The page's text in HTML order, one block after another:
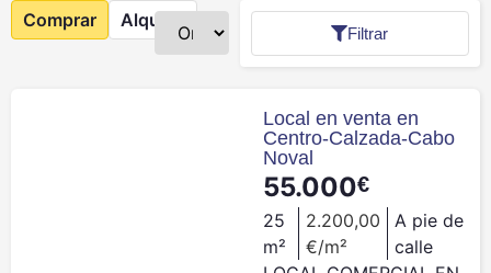
Comprar Alquilar
Filtrar
Local en venta en
Centro-Calzada-Cabo
Noval
55.000€
25
m²
2.200,00
€/m²
A pie de
calle